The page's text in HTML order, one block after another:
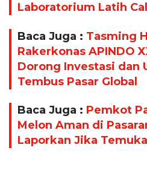
Laboratorium Latih
Baca Juga : Tasming
Rakerkonas APINDO
Dorong Investasi dan
Tembus Pasar Global
Baca Juga : Pemkot
Melon Aman di
Laporkan Jika